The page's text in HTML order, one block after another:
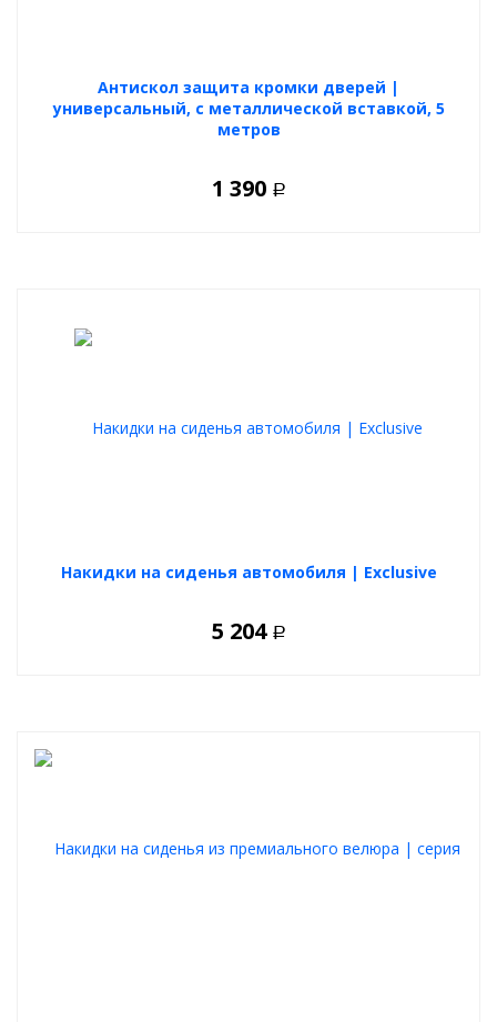
Антискол защита кромки дверей |
универсальный, с металлической вставкой, 5
метров
1 390 Р
Накидки на сиденья автомобиля | Exclusive
5 204 Р